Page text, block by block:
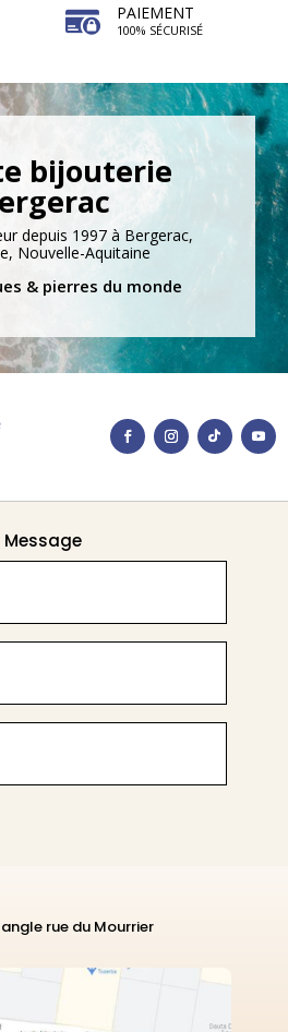
PAIEMENT
100% SÉCURISÉ
bijouterie
depuis 1997 à Bergerac,
Nouvelle-Aquitaine
& pierres du monde
rue du Mourrier